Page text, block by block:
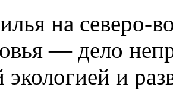
на северо-
— дело
экологией и